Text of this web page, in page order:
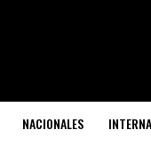
NACIONALES